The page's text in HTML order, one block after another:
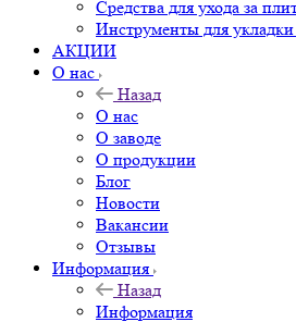
Средства для ухода за
Инструменты для
АКЦИИ
О нас
Назад
О нас
О заводе
О продукции
Блог
Новости
Вакансии
Отзывы
Информация
Назад
Информация